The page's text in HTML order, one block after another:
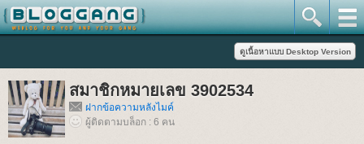
สมาชิกหมายเลข 3902534
ฝากข้อความหลังไมค์
ผู้ติดตามบล็อก : 6 คน